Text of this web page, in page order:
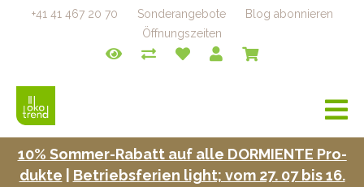
+41 41 467 20 70 Sonderangebote
Blog abonnieren
Öffnungszeiten
a
v
10% Som­mer-Rabatt auf alle DORMIENTE Pro­
duk­te
Betrieb­s­fe­rien light; vom 27. 07 bis 16.